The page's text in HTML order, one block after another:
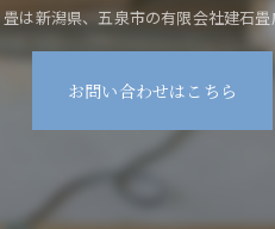
畳は新潟県、五泉市の有限会社建石
お問い合わせはこちら